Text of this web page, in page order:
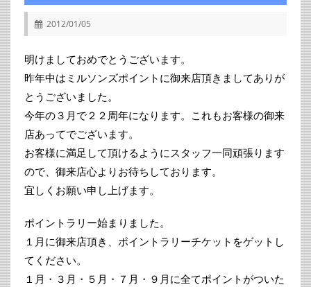
2012/01/05
明けましておめでとうございます。
昨年中はミルソンズポイントに御来店頂きましてありが
とうございました。
今年の３月で２２周年になります。これもお客様の御来
店あってでございます。
お客様に満足して頂けるようにスタッフ一同頑張ります
ので、御来店心よりお待ちしております。
宜しくお願い申し上げます。
ポイントラリー始まりました。
１月に御来店頂き、ポイントラリーチケットをゲットし
てください。
１月・３月・５月・７月・９月に全てポイントがついた